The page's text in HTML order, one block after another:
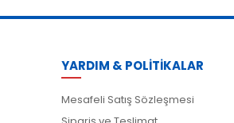
YARDIM & POLİTİKALAR
Mesafeli Satış Sözleşmesi